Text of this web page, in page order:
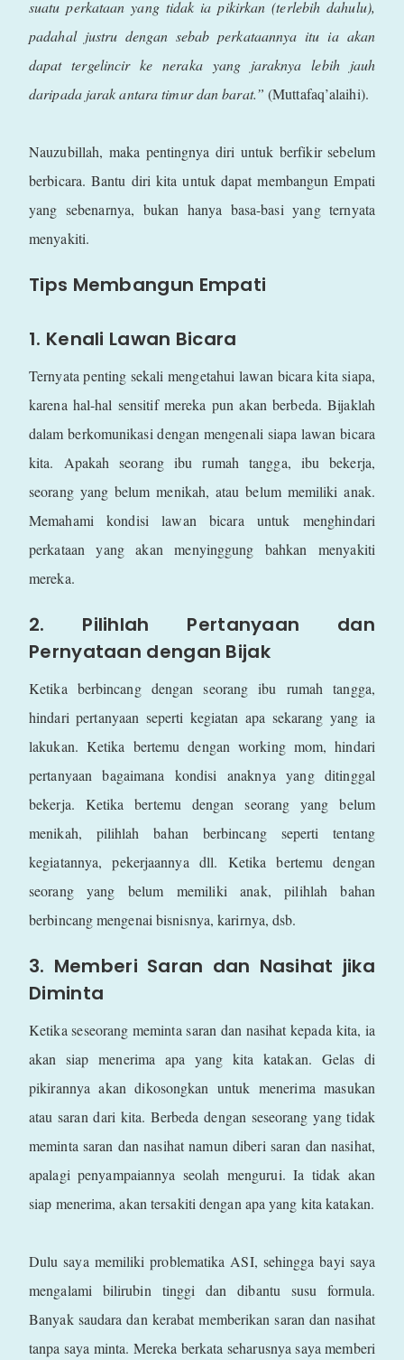
suatu perkataan yang tidak ia pikirkan (terlebih dahulu),
padahal justru dengan sebab perkataannya itu ia akan
dapat tergelincir ke neraka yang jaraknya lebih jauh
daripada jarak antara timur dan barat.” (Muttafaq’alaihi).
Nauzubillah, maka pentingnya diri untuk berfikir sebelum
berbicara. Bantu diri kita untuk dapat membangun Empati
yang sebenarnya, bukan hanya basa-basi yang ternyata
menyakiti.
Tips Membangun Empati
1. Kenali Lawan Bicara
Ternyata penting sekali mengetahui lawan bicara kita siapa,
karena hal-hal sensitif mereka pun akan berbeda. Bijaklah
dalam berkomunikasi dengan mengenali siapa lawan bicara
kita. Apakah seorang ibu rumah tangga, ibu bekerja,
seorang yang belum menikah, atau belum memiliki anak.
Memahami kondisi lawan bicara untuk menghindari
perkataan yang akan menyinggung bahkan menyakiti
mereka.
2. Pilihlah Pertanyaan dan
Pernyataan dengan Bijak
Ketika berbincang dengan seorang ibu rumah tangga,
hindari pertanyaan seperti kegiatan apa sekarang yang ia
lakukan. Ketika bertemu dengan working mom, hindari
pertanyaan bagaimana kondisi anaknya yang ditinggal
bekerja. Ketika bertemu dengan seorang yang belum
menikah, pilihlah bahan berbincang seperti tentang
kegiatannya, pekerjaannya dll. Ketika bertemu dengan
seorang yang belum memiliki anak, pilihlah bahan
berbincang mengenai bisnisnya, karirnya, dsb.
3. Memberi Saran dan Nasihat jika
Diminta
Ketika seseorang meminta saran dan nasihat kepada kita, ia
akan siap menerima apa yang kita katakan. Gelas di
pikirannya akan dikosongkan untuk menerima masukan
atau saran dari kita. Berbeda dengan seseorang yang tidak
meminta saran dan nasihat namun diberi saran dan nasihat,
apalagi penyampaiannya seolah mengurui. Ia tidak akan
siap menerima, akan tersakiti dengan apa yang kita katakan.
Dulu saya memiliki problematika ASI, sehingga bayi saya
mengalami bilirubin tinggi dan dibantu susu formula.
Banyak saudara dan kerabat memberikan saran dan nasihat
tanpa saya minta. Mereka berkata seharusnya saya memberi